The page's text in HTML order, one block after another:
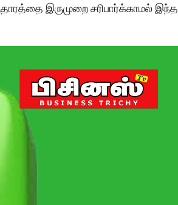
இருமுறை சரிபார்க்காமல் இந்த